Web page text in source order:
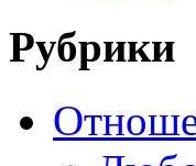
Рубрики